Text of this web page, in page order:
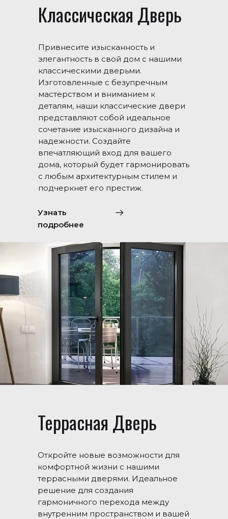
Классическая Дверь
Привнесите изысканность и
элегантность в свой дом с нашими
классическими дверьми.
Изготовленные с безупречным
мастерством и вниманием к
деталям, наши классические двери
представляют собой идеальное
сочетание изысканного дизайна и
надежности. Создайте
впечатляющий вход для вашего
дома, который будет гармонировать
с любым архитектурным стилем и
подчеркнет его престиж.
Узнать
подробнее
Террасная Дверь
Откройте новые возможности для
комфортной жизни с нашими
террасными дверями. Идеальное
решение для создания
гармоничного перехода между
внутренним пространством и вашей